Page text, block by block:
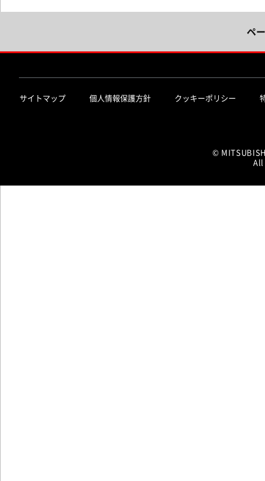
ペ
サイトマップ 個人情報保護方針 クッキーポリシー
©
All